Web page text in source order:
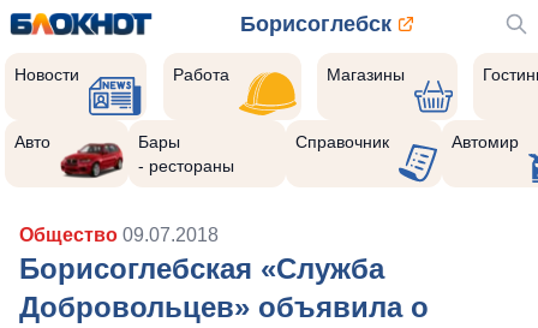
Борисоглебск
Новости Работа Магазины
Авто
Бары
- рестораны
Справочник Автомир
Общество 09.07.2018
Борисоглебская «Служба
Добровольцев» объявила о